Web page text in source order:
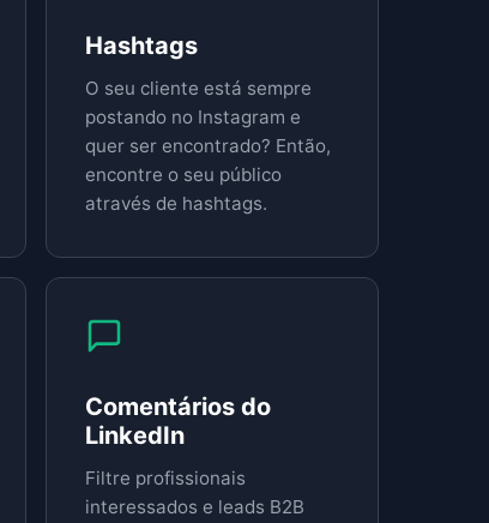
Hashtags
O seu cliente está sempre
postando no Instagram e
quer ser encontrado? Então,
encontre o seu público
através de hashtags.
Comentários do
LinkedIn
Filtre profissionais
interessados e leads B2B